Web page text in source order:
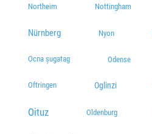
Northeim Nottingham
Nürnberg Nyon
Ocna șugatag Odense
Oftringen Oglinzi
Oituz Oldenburg